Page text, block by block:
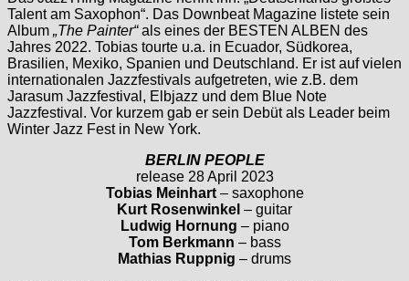
Talent am Saxophon“. Das Downbeat Magazine listete sein
Album „The Painter“als eines der BESTEN ALBEN des
Jahres 2022. Tobias tourte u.a. in Ecuador, Südkorea,
Brasilien, Mexiko, Spanien und Deutschland. Er ist auf vielen
internationalen Jazzfestivals aufgetreten, wie z.B. dem
Jarasum Jazzfestival, Elbjazz und dem Blue Note
Jazzfestival. Vor kurzem gab er sein Debüt als Leader beim
Winter Jazz Fest in New York.
BERLIN PEOPLE
release 28 April 2023
Tobias Meinhart– saxophone
Kurt Rosenwinkel – guitar
Ludwig Hornung – piano
Tom Berkmann – bass
Mathias Ruppnig – drums